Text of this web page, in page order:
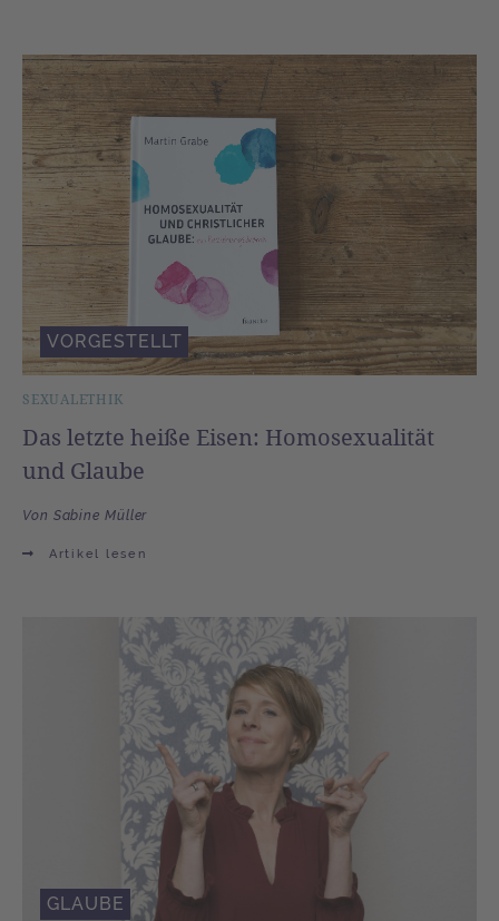
SEXUALETHIK
Das letzte heiße Eisen: Homosexualität
und Glaube
Von Sabine Müller
Artikel lesen
VORGESTELLT
GLAUBE